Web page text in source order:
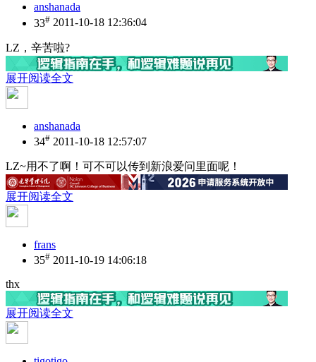
anshanada
33# 2011-10-18 12:36:04
LZ，辛苦啦?
展开阅读全文
anshanada
34# 2011-10-18 12:57:07
LZ~用不了啊！可不可以传到新浪爱问里面呢！
展开阅读全文
frans
35# 2011-10-19 14:06:18
thx
展开阅读全文